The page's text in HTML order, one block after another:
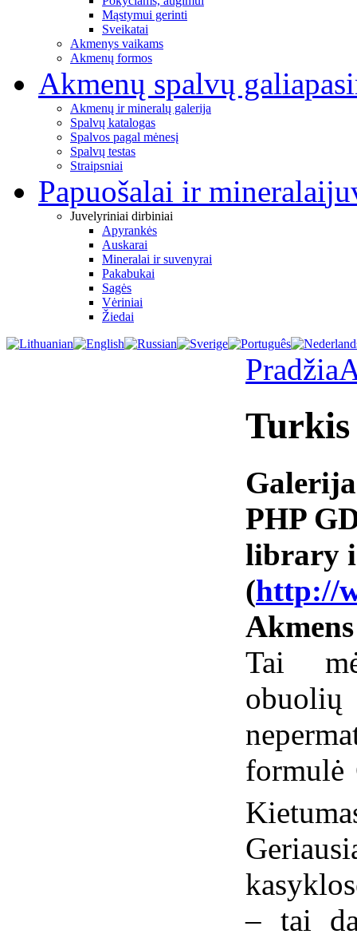
Mąstymui gerinti
Sveikatai
Akmenys vaikams
Akmenų formos
Akmenų spalvų galia
Akmenų ir mineralų galerija
Spalvų katalogas
Spalvos pagal mėnesį
Spalvų testas
Straipsniai
Papuošalai ir mineralai
Juvelyriniai dirbiniai
Apyrankės
Auskarai
Mineralai ir suvenyrai
Pakabukai
Sagės
Vėriniai
Žiedai
Pradžia
Turkis
Galerija
PHP
library
(http://
Tai
formulė
– tai